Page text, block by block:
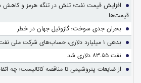
افزایش قیمت نفت؛ تنش در تنگه هرمز و کاهش
قیمت‌ها
بحران جدی سوخت؛ گازوئیل جهان در خطر
بدهی ۱ میلیارد دلاری، حساب‌های شرکت ملی نفت را بست
نفت ۸۳.۵۵ دلاری شد
از ضایعات پتروشیمی تا مناقصه کاتالیست؛ چه